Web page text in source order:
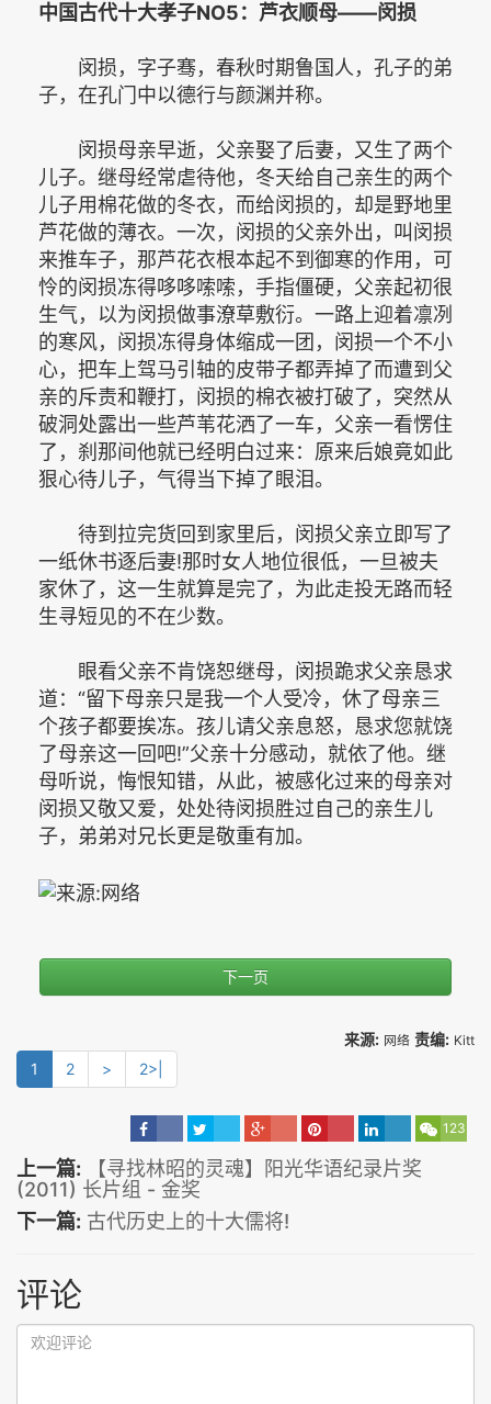
中国古代十大孝子NO5：芦衣顺母——闵损 ­
闵损，字子骞，春秋时期鲁国人，孔子的弟
子，在孔门中以德行与颜渊并称。­
闵损母亲早逝，父亲娶了后妻，又生了两个
儿子。继母经常虐待他，冬天给自己亲生的两个
儿子用棉花做的冬衣，而给闵损的，却是野地里
芦花做的薄衣。一次，闵损的父亲外出，叫闵损
来推车子，那芦花衣根本起不到御寒的作用，可
怜的闵损冻得哆哆嗦嗦，手指僵硬，父亲起初很
生气，以为闵损做事潦草敷衍。一路上迎着凛冽
的寒风，闵损冻得身体缩成一团，闵损一个不小
心，把车上驾马引轴的皮带子都弄掉了而遭到父
亲的斥责和鞭打，闵损的棉衣被打破了，突然从
破洞处露出一些芦苇花洒了一车，父亲一看愣住
了，刹那间他就已经明白过来：原来后娘竟如此
狠心待儿子，气得当下掉了眼泪。­
待到拉完货回到家里后，闵损父亲立即写了
一纸休书逐后妻!那时女人地位很低，一旦被夫
家休了，这一生就算是完了，为此走投无路而轻
生寻短见的不在少数。­
眼看父亲不肯饶恕继母，闵损跪求父亲恳求
道：“留下母亲只是我一个人受冷，休了母亲三
个孩子都要挨冻。孩儿请父亲息怒，恳求您就饶
了母亲这一回吧!”父亲十分感动，就依了他。继
母听说，悔恨知错，从此，被感化过来的母亲对
闵损又敬又爱，处处待闵损胜过自己的亲生儿
子，弟弟对兄长更是敬重有加。­
下一页
1 2 > 2>|
来源: 网络 责编: Kitt
123
上一篇:
【寻找林昭的灵魂】阳光华语纪录片奖
(2011) 长片组 - 金奖
下一篇: 古代历史上的十大儒将!
评论